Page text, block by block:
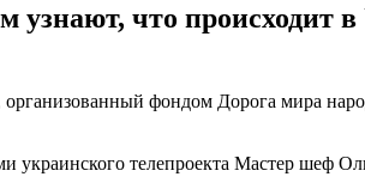
что происходит
фондом Дорога мира
украинского телепроекта Мастер шеф